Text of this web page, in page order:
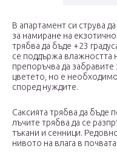
В апартамент си струва
за намиране на
трябва да бъде +23
се поддържа влажността
препоръчва да забравите
цветето, но е
според нуждите.
Саксията трябва да бъде
лъчите трябва да се
тъкани и сенници.
нивото на влага в почвата.